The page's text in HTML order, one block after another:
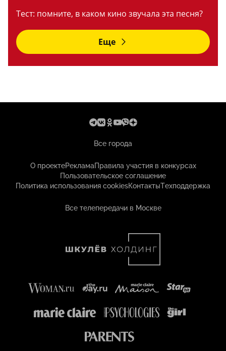
Тест: помните, в каком кино звучала эта песня?
Еще
Все города
О проектеРекламаПравила участия в конкурсах
Пользовательское соглашение
Политика использования cookiesКонтактыТехподдержка
Все телепередачи в Москве